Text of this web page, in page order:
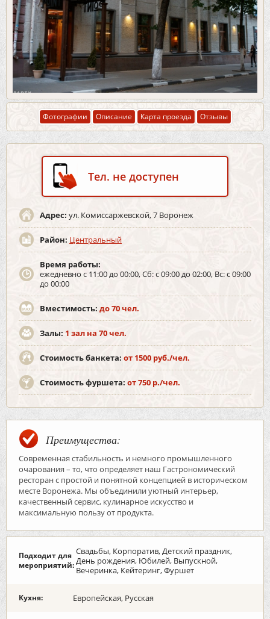
Фотографии Описание Карта проезда Отзывы
Тел. не доступен
Адрес: ул. Комиссаржевской, 7 Воронеж
Район: Центральный
Время работы:
ежедневно с 11:00 до 00:00, Сб: с 09:00 до 02:00, Вс: с 09:00
до 00:00
Вместимость: до 70 чел.
Залы: 1 зал на 70 чел.
Стоимость банкета: от 1500 руб./чел.
Стоимость фуршета: от 750 р./чел.
Преимущества:
Современная стабильность и немного промышленного
очарования – то, что определяет наш Гастрономический
ресторан с простой и понятной концепцией в историческом
месте Воронежа. Мы объединили уютный интерьер,
качественный сервис, кулинарное искусство и
максимальную пользу от продукта.
Подходит для
мероприятий:
Свадьбы, Корпоратив, Детский праздник,
День рождения, Юбилей, Выпускной,
Вечеринка, Кейтеринг, Фуршет
Кухня: Европейская, Русская